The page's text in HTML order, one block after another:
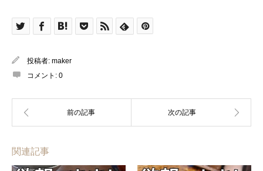
投稿者: maker
コメント: 0
関連記事